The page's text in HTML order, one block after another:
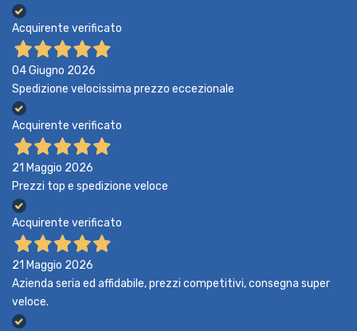
Acquirente verificato
04 Giugno 2026
Spedizione velocissima prezzo eccezionale
Acquirente verificato
21 Maggio 2026
Prezzi top e spedizione veloce
Acquirente verificato
21 Maggio 2026
Azienda seria ed affidabile, prezzi competitivi, consegna super
veloce.